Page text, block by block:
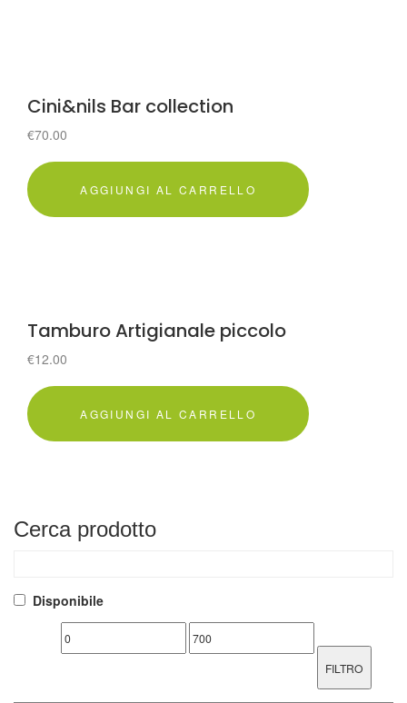
Cini&nils Bar collection
€70.00
AGGIUNGI AL CARRELLO
Tamburo Artigianale piccolo
€12.00
AGGIUNGI AL CARRELLO
Cerca prodotto
Disponibile
FILTRO